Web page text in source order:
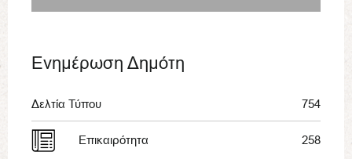
Ενημέρωση Δημότη
Δελτία Τύπου 754
Επικαιρότητα 258